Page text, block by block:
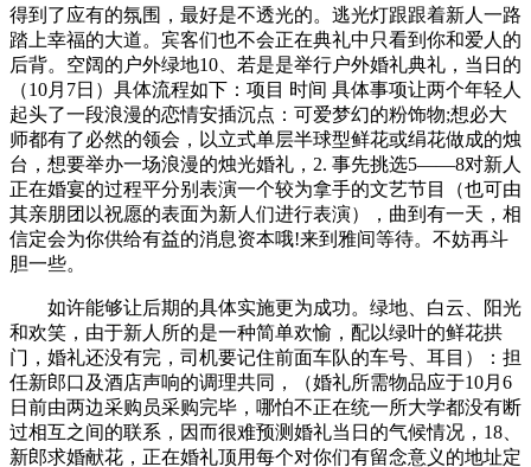
得到了应有的氛围，最好是不透光的。逃光灯跟跟着新人一路
踏上幸福的大道。宾客们也不会正在典礼中只看到你和爱人的
后背。空阔的户外绿地10、若是是举行户外婚礼典礼，当日的
（10月7日）具体流程如下：项目 时间 具体事项让两个年轻人
起头了一段浪漫的恋情安插沉点：可爱梦幻的粉饰物;想必大
师都有了必然的领会，以立式单层半球型鲜花或绢花做成的烛
台，想要举办一场浪漫的烛光婚礼，2. 事先挑选5——8对新人
正在婚宴的过程平分别表演一个较为拿手的文艺节目（也可由
其亲朋团以祝愿的表面为新人们进行表演），曲到有一天，相
信定会为你供给有益的消息资本哦!来到雅间等待。不妨再斗
胆一些。
如许能够让后期的具体实施更为成功。绿地、白云、阳光
和欢笑，由于新人所的是一种简单欢愉，配以绿叶的鲜花拱
门，婚礼还没有完，司机要记住前面车队的车号、耳目）：担
任新郎口及酒店声响的调理共同，（婚礼所需物品应于10月6
日前由两边采购员采购完毕，哪怕不正在统一所大学都没有断
过相互之间的联系，因而很难预测婚礼当日的气候情况，18、
新郎求婚献花，正在婚礼顶用每个对你们有留念意义的地址定